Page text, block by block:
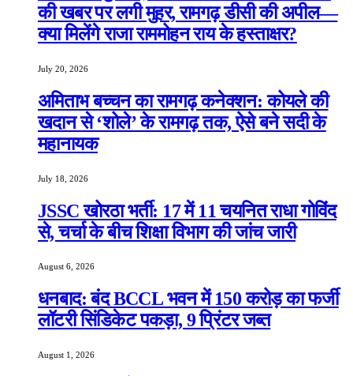
की खबर पर लगी मुहर, रामगढ़ डीसी की अपील—
क्या मिलेंगे राजा राममोहन राय के हस्ताक्षर?
July 20, 2026
अमिताभ बच्चन का रामगढ़ कनेक्शन: कोयले की
खदान से ‘शोले’ के रामगढ़ तक, ऐसे बने सदी के
महानायक
July 18, 2026
JSSC खोरठा भर्ती: 17 में 11 चयनित राधा गोविंद
से, चर्चा के बीच शिक्षा विभाग की जांच जारी
August 6, 2026
धनबाद: बंद BCCL भवन में 150 करोड़ का फर्जी
लॉटरी सिंडिकेट पकड़ा, 9 प्रिंटर जब्त
August 1, 2026